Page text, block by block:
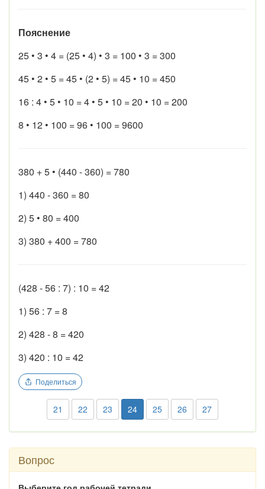
Пояснение
25 • 3 • 4 = (25 • 4) • 3 = 100 • 3 = 300
45 • 2 • 5 = 45 • (2 • 5) = 45 • 10 = 450
16 : 4 • 5 • 10 = 4 • 5 • 10 = 20 • 10 = 200
8 • 12 • 100 = 96 • 100 = 9600
380 + 5 • (440 - 360) = 780
1) 440 - 360 = 80
2) 5 • 80 = 400
3) 380 + 400 = 780
(428 - 56 : 7) : 10 = 42
1) 56 : 7 = 8
2) 428 - 8 = 420
3) 420 : 10 = 42
Поделиться
21 22 23 24 25 26 27
Вопрос